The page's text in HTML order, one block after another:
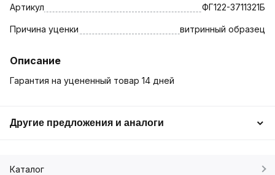
Артикул ФГ122-3711321Б
Причина уценки витринный образец
Описание
Гарантия на уцененный товар 14 дней
Другие предложения и аналоги
Каталог